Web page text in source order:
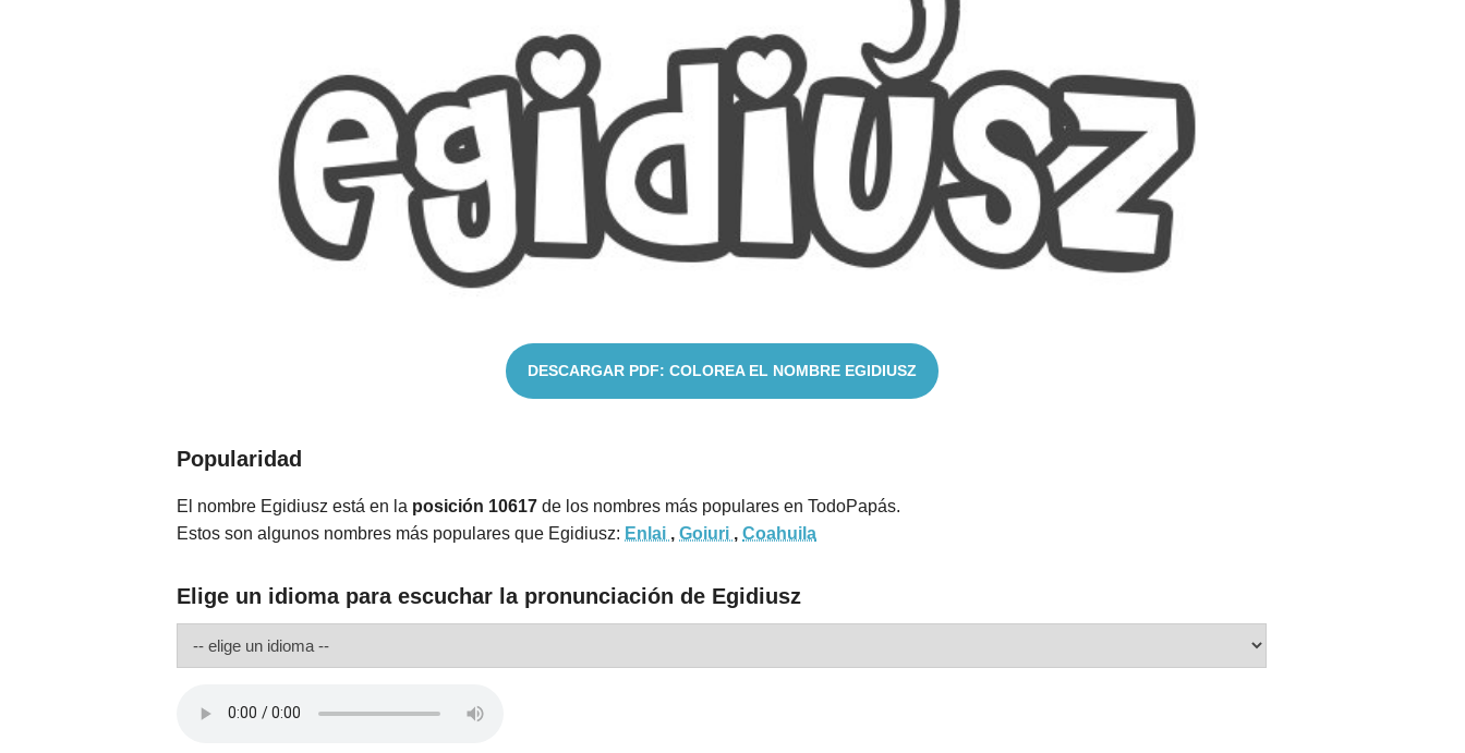
DESCARGAR PDF: COLOREA EL NOMBRE EGIDIUSZ
Popularidad
El nombre Egidiusz está en la posición 10617 de los nombres más populares en TodoPapás.
Estos son algunos nombres más populares que Egidiusz: Enlai , Goiuri , Coahuila
Elige un idioma para escuchar la pronunciación de Egidiusz